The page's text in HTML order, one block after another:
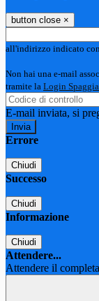
button close ×
all'indirizzo indicato
Non hai una e-mail
tramite la Login
E-mail inviata, si
Errore
Chiudi
Successo
Chiudi
Informazione
Chiudi
Attendere...
Attendere il